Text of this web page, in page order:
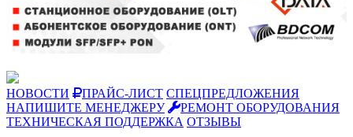
НОВОСТИ ПРАЙС-ЛИСТ СПЕЦПРЕДЛОЖЕНИЯ
НАПИШИТЕ МЕНЕДЖЕРУ
РЕМОНТ ОБОРУДОВАНИЯ
ТЕХНИЧЕСКАЯ ПОДДЕРЖКА ОТЗЫВЫ